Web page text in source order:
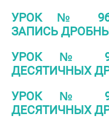
УРОК № 96.
ЗАПИСЬ
УРОК № 97.
ДЕСЯТИЧНЫХ
УРОК № 98.
ДЕСЯТИЧНЫХ